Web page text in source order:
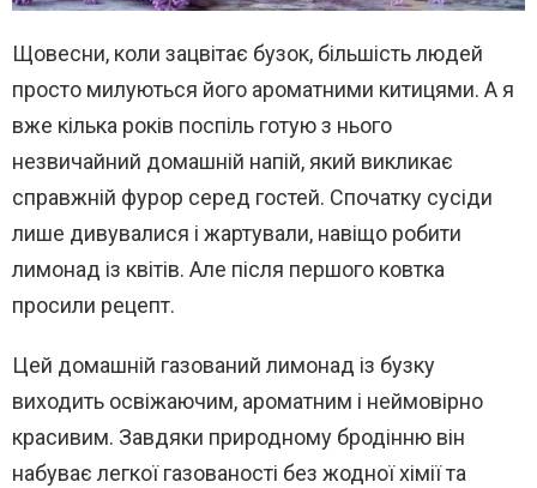
Щовесни, коли зацвітає бузок, більшість людей
просто милуються його ароматними китицями. А я
вже кілька років поспіль готую з нього
незвичайний домашній напій, який викликає
справжній фурор серед гостей. Спочатку сусіди
лише дивувалися і жартували, навіщо робити
лимонад із квітів. Але після першого ковтка
просили рецепт.
Цей домашній газований лимонад із бузку
виходить освіжаючим, ароматним і неймовірно
красивим. Завдяки природному бродінню він
набуває легкої газованості без жодної хімії та